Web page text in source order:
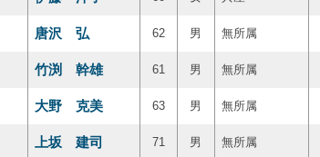
唐沢 弘 62 男 無所属
竹渕 幹雄 61 男 無所属
大野 克美 63 男 無所属
上坂 建司 71 男 無所属